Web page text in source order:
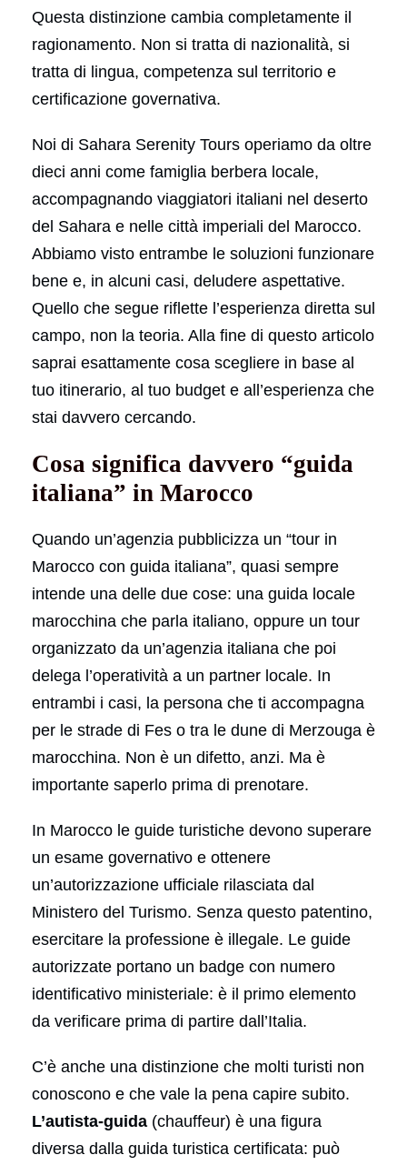
Questa distinzione cambia completamente il
ragionamento. Non si tratta di nazionalità, si
tratta di lingua, competenza sul territorio e
certificazione governativa.
Noi di Sahara Serenity Tours operiamo da oltre
dieci anni come famiglia berbera locale,
accompagnando viaggiatori italiani nel deserto
del Sahara e nelle città imperiali del Marocco.
Abbiamo visto entrambe le soluzioni funzionare
bene e, in alcuni casi, deludere aspettative.
Quello che segue riflette l’esperienza diretta sul
campo, non la teoria. Alla fine di questo articolo
saprai esattamente cosa scegliere in base al
tuo itinerario, al tuo budget e all’esperienza che
stai davvero cercando.
Cosa significa davvero “guida
italiana” in Marocco
Quando un’agenzia pubblicizza un “tour in
Marocco con guida italiana”, quasi sempre
intende una delle due cose: una guida locale
marocchina che parla italiano, oppure un tour
organizzato da un’agenzia italiana che poi
delega l’operatività a un partner locale. In
entrambi i casi, la persona che ti accompagna
per le strade di Fes o tra le dune di Merzouga è
marocchina. Non è un difetto, anzi. Ma è
importante saperlo prima di prenotare.
In Marocco le guide turistiche devono superare
un esame governativo e ottenere
un’autorizzazione ufficiale rilasciata dal
Ministero del Turismo. Senza questo patentino,
esercitare la professione è illegale. Le guide
autorizzate portano un badge con numero
identificativo ministeriale: è il primo elemento
da verificare prima di partire dall’Italia.
C’è anche una distinzione che molti turisti non
conoscono e che vale la pena capire subito.
L’autista-guida (chauffeur) è una figura
diversa dalla guida turistica certificata: può